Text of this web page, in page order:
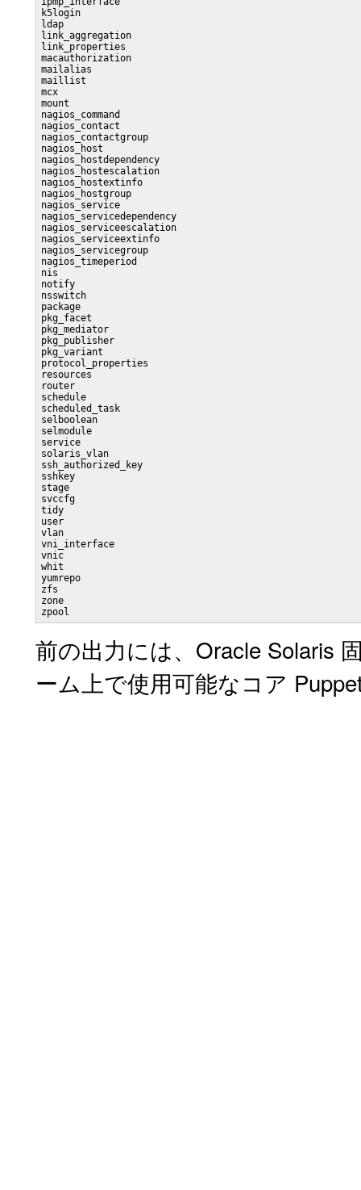
k5login
ldap
link_aggregation
link_properties
macauthorization
mailalias
maillist
mcx
mount
nagios_command
nagios_contact
nagios_contactgroup
nagios_host
nagios_hostdependency
nagios_hostescalation
nagios_hostextinfo
nagios_hostgroup
nagios_service
nagios_servicedependency
nagios_serviceescalation
nagios_serviceextinfo
nagios_servicegroup
nagios_timeperiod
nis
notify
nsswitch
package
pkg_facet
pkg_mediator
pkg_publisher
pkg_variant
protocol_properties
resources
router
schedule
scheduled_task
selboolean
selmodule
service
solaris_vlan
ssh_authorized_key
sshkey
stage
svccfg
tidy
user
vlan
vni_interface
vnic
whit
yumrepo
zfs
zone
zpool
前の出力には、Oracle Solaris
ーム上で使用可能なコア